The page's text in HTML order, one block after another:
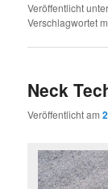
Veröffentlicht unter
Verschlagwortet
Neck
Veröffentlicht am